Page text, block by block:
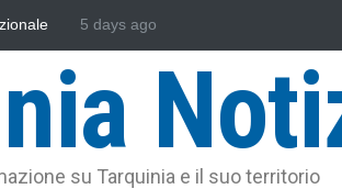
Viterbo
Vincenzo Ferri, un Eroe tarquiniese
5 days ago
su Tarquinia e il suo territorio